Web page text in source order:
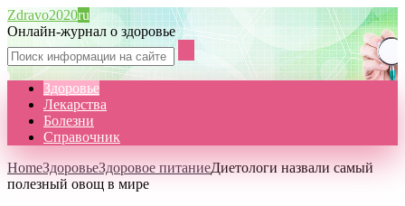
Zdravo2020ru
Онлайн-журнал о здоровье
Здоровье
Лекарства
Болезни
Справочник
HomeЗдоровьеЗдоровое питаниеДиетологи назвали самый
полезный овощ в мире